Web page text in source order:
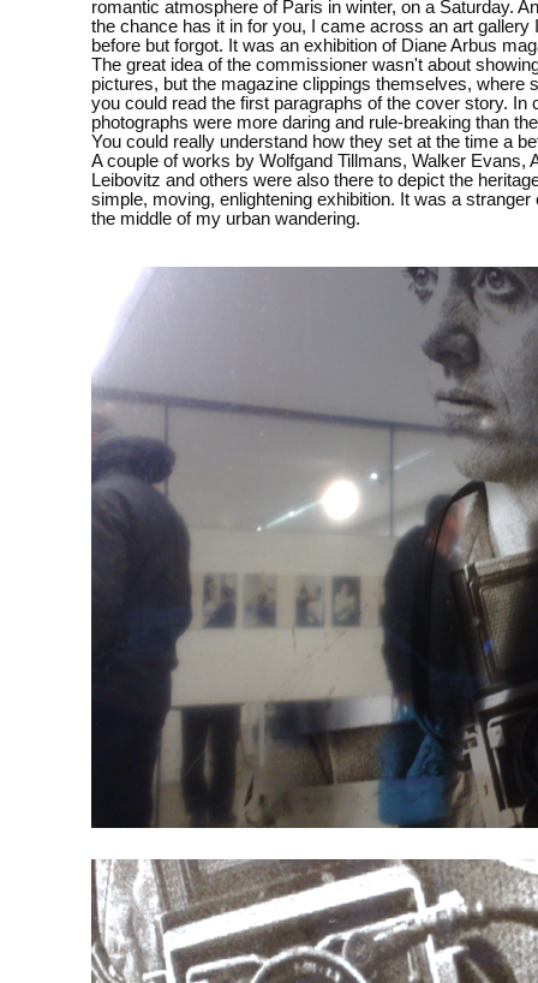
romantic atmosphere of Paris in winter, on a Saturday.
the chance has it in for you, I came across an art gallery
before but forgot. It was an exhibition of Diane Arbus
The great idea of the commissioner wasn't about
pictures, but the magazine clippings themselves, where
you could read the first paragraphs of the cover story. In
photographs were more daring and rule-breaking than
You could really understand how they set at the time a
A couple of works by Wolfgand Tillmans, Walker Evans,
Leibovitz and others were also there to depict the
simple, moving, enlightening exhibition. It was a stranger
the middle of my urban wandering.